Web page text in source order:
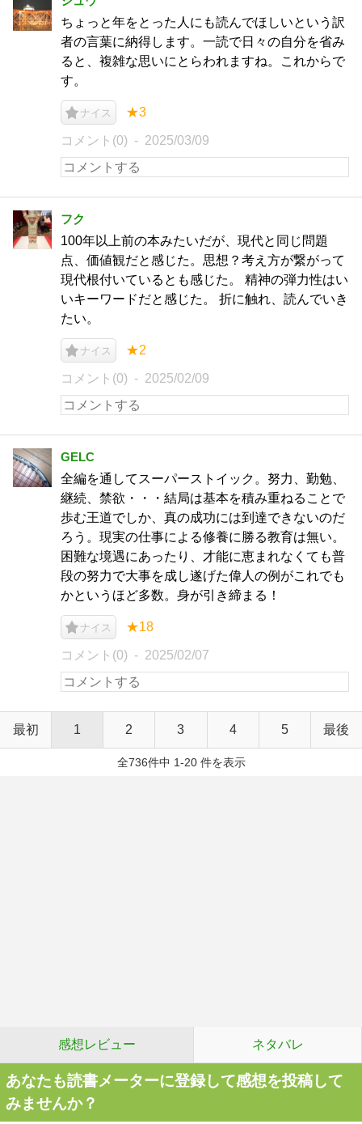
ちょっと年をとった人にも読んでほしいという訳
者の言葉に納得します。一読で日々の自分を省み
ると、複雑な思いにとらわれますね。これからで
す。
ナイス ★3
コメント(0) 2025/03/09
フク
100年以上前の本みたいだが、現代と同じ問題
点、価値観だと感じた。思想？考え方が繋がって
現代根付いているとも感じた。 精神の弾力性はい
いキーワードだと感じた。 折に触れ、読んでいき
たい。
ナイス ★2
コメント(0) 2025/02/09
GELC
全編を通してスーパーストイック。努力、勤勉、
継続、禁欲・・・結局は基本を積み重ねることで
歩む王道でしか、真の成功には到達できないのだ
ろう。現実の仕事による修養に勝る教育は無い。
困難な境遇にあったり、才能に恵まれなくても普
段の努力で大事を成し遂げた偉人の例がこれでも
かというほど多数。身が引き締まる！
ナイス ★18
コメント(0) 2025/02/07
最初 1 2 3 4 5 最後
全736件中 1-20 件を表示
感想レビュー ネタバレ
あなたも読書メーターに登録して感想を投稿して
みませんか？